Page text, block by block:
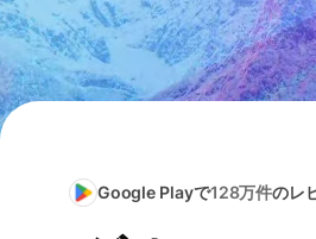
Google Playで128万件のレ